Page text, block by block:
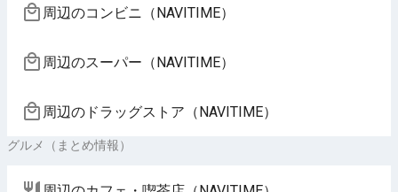
周辺のコンビニ（NAVITIME）
周辺のスーパー（NAVITIME）
周辺のドラッグストア（NAVITIME）
グルメ（まとめ情報）